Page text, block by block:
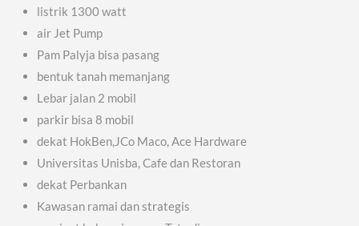
listrik 1300 watt
air Jet Pump
Pam Palyja bisa pasang
bentuk tanah memanjang
Lebar jalan 2 mobil
parkir bisa 8 mobil
dekat HokBen,JCo Maco, Ace Hardware
Universitas Unisba, Cafe dan Restoran
dekat Perbankan
Kawasan ramai dan strategis